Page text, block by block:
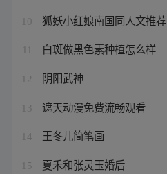
10 狐妖小红娘南国同人文推荐
白斑做黑色素种植怎么样
12 阴阳武神
13 遮天动漫免费流畅观看
14 王冬儿简笔画
15 夏禾和张灵玉婚后